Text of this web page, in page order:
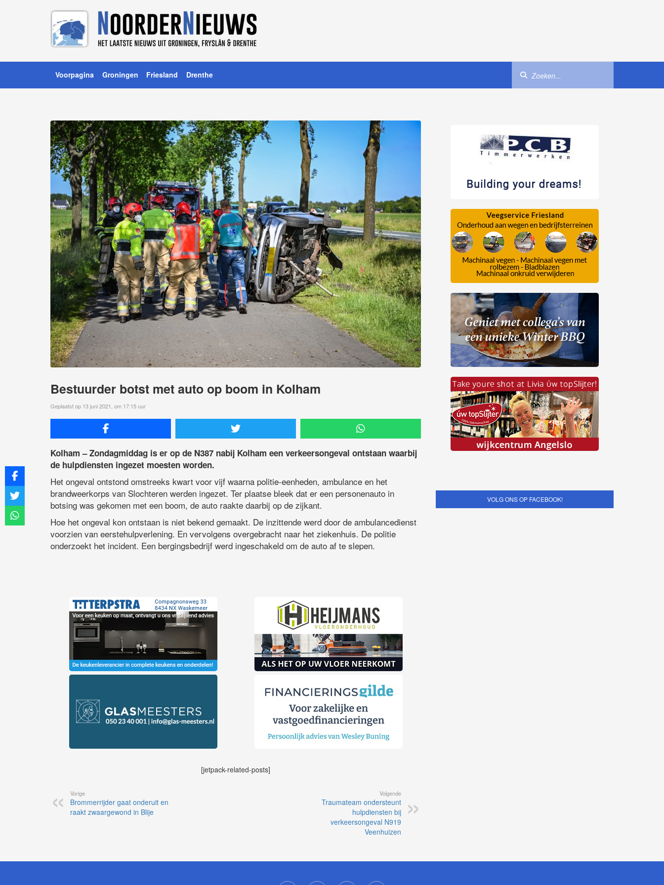
Voorpagina Groningen Friesland Drenthe
Bestuurder botst met auto op boom in Kolham
Geplaatst op 13 juni 2021, om 17:15 uur
Kolham – Zondagmiddag is er op de N387 nabij Kolham een verkeersongeval ontstaan waarbij
de hulpdiensten ingezet moesten worden.
Het ongeval ontstond omstreeks kwart voor vijf waarna politie-eenheden, ambulance en het
brandweerkorps van Slochteren werden ingezet. Ter plaatse bleek dat er een personenauto in
botsing was gekomen met een boom, de auto raakte daarbij op de zijkant.
Hoe het ongeval kon ontstaan is niet bekend gemaakt. De inzittende werd door de ambulancedienst
voorzien van eerstehulpverlening. En vervolgens overgebracht naar het ziekenhuis. De politie
onderzoekt het incident. Een bergingsbedrijf werd ingeschakeld om de auto af te slepen.
[jetpack-related-posts]
Vorige
Brommerrijder gaat onderuit en
raakt zwaargewond in Blije
Volgende
Traumateam ondersteunt
hulpdiensten bij
verkeersongeval N919
Veenhuizen
VOLG ONS OP FACEBOOK!